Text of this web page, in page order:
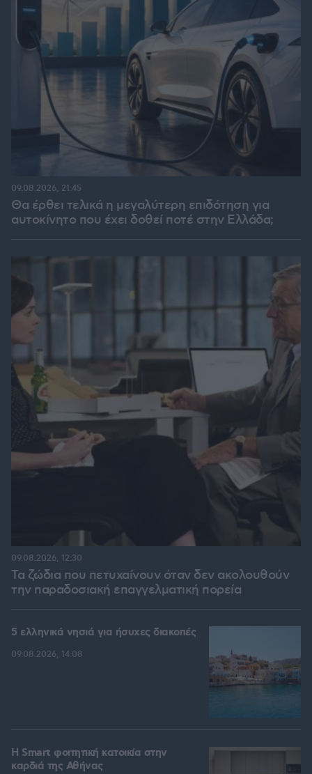
Θα έρθει τελικά η μεγαλύτερη επιδότηση για
αυτοκίνητο που έχει δοθεί ποτέ στην Ελλάδα;
09.08.2026, 21:45
Τα ζώδια που πετυχαίνουν όταν δεν ακολουθούν
την παραδοσιακή επαγγελματική πορεία
09.08.2026, 12:30
5 ελληνικά νησιά για ήσυχες διακοπές
09.08.2026, 14:08
Η Smart φοιτητική κατοικία στην
καρδιά της Αθήνας